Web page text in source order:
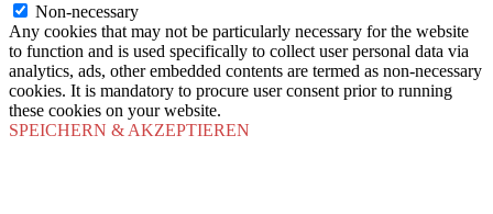
Non-necessary
Any cookies that may not be particularly necessary for the website
to function and is used specifically to collect user personal data via
analytics, ads, other embedded contents are termed as non-necessary
cookies. It is mandatory to procure user consent prior to running
these cookies on your website.
SPEICHERN & AKZEPTIEREN